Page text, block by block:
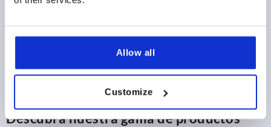
Allow all
Customize
Descubra nuestra gama de productos